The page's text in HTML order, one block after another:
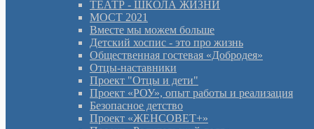
ТЕАТР - ШКОЛА ЖИЗНИ
МОСТ 2021
Вместе мы можем больше
Детский хоспис - это про жизнь
Общественная гостевая «Добродея»
Отцы-наставники
Проект "Отцы и дети"
Проект «РОУ», опыт работы и реализация
Безопасное детство
Проект «ЖЕНСОВЕТ+»